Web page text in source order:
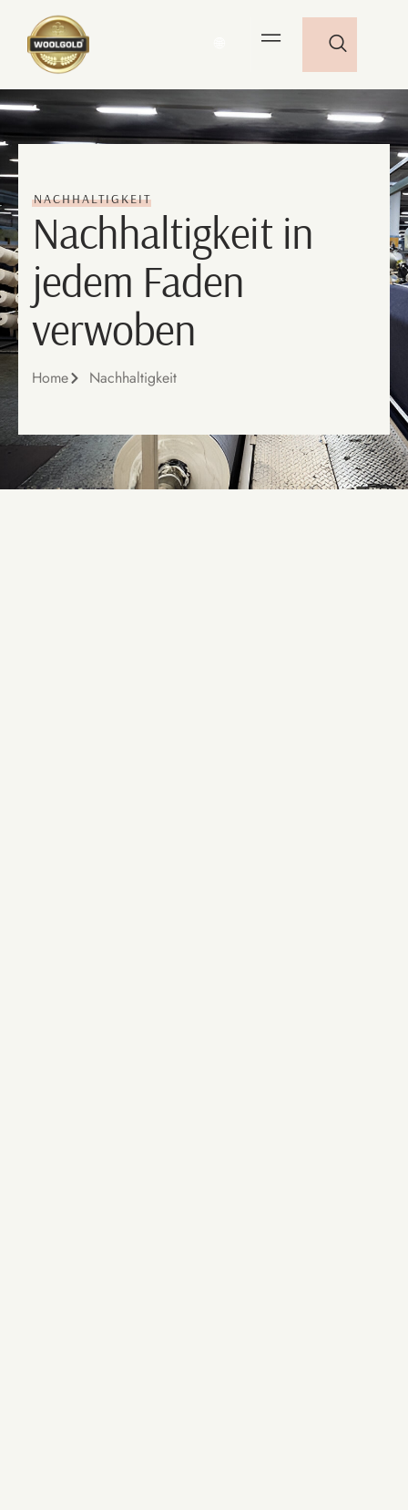
NACHHALTIGKEIT
Nachhaltigkeit in
jedem Faden
verwoben
Home Nachhaltigkeit